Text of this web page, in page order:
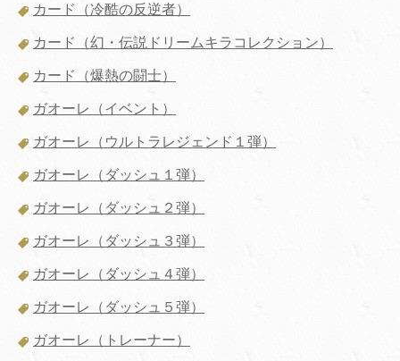
カード（冷酷の反逆者）
カード（幻・伝説ドリームキラコレクション）
カード（爆熱の闘士）
ガオーレ（イベント）
ガオーレ（ウルトラレジェンド１弾）
ガオーレ（ダッシュ１弾）
ガオーレ（ダッシュ２弾）
ガオーレ（ダッシュ３弾）
ガオーレ（ダッシュ４弾）
ガオーレ（ダッシュ５弾）
ガオーレ（トレーナー）